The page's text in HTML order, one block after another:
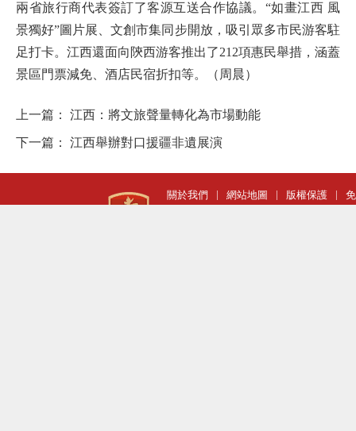
兩省旅行商代表簽訂了客源互送合作協議。“如畫江西 風
景獨好”圖片展、文創市集同步開放，吸引眾多市民游客駐
足打卡。江西還面向陝西游客推出了212項惠民舉措，涵蓋
景區門票減免、酒店民宿折扣等。（周晨）
上一篇： 江西：將文旅聲量轉化為市場動能
下一篇： 江西舉辦對口援疆非遺展演